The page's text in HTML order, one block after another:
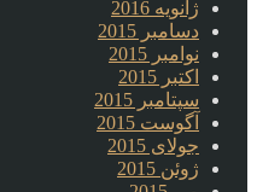
ژانویه 2016
دسامبر 2015
نوامبر 2015
اکتبر 2015
سپتامبر 2015
آگوست 2015
جولای 2015
ژوئن 2015